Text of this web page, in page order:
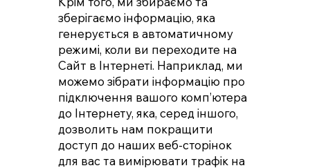
зберігаємо інформацію, яка
генерується в автоматичному
режимі, коли ви переходите на
Сайт в Інтернеті. Наприклад, ми
можемо зібрати інформацію про
підключення вашого комп’ютера
до Інтернету, яка, серед іншого,
дозволить нам покращити
доступ до наших веб-сторінок
для вас та вимірювати трафік на